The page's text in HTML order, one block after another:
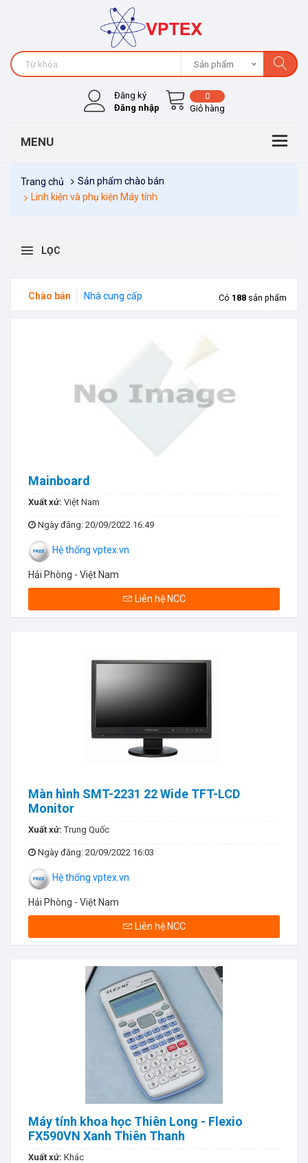
Sản phẩm
Đăng ký
Đăng nhập
0
Giỏ hàng
Trang chủ
Sản phẩm chào bán
Linh kiện và phụ kiện Máy tính
LỌC
Chào bán Nhà cung cấp Có 188 sản phẩm
Mainboard
Xuất xứ: Việt Nam
Ngày đăng: 20/09/2022 16:49
Hệ thống vptex.vn
Hải Phòng - Việt Nam
Liên hệ NCC
Màn hình SMT-2231 22 Wide TFT-LCD
Monitor
Xuất xứ:Trung Quốc
Ngày đăng: 20/09/2022 16:03
Hệ thống vptex.vn
Hải Phòng - Việt Nam
Liên hệ NCC
Máy tính khoa học Thiên Long - Flexio
FX590VN Xanh Thiên Thanh
Xuất xứ: Khác